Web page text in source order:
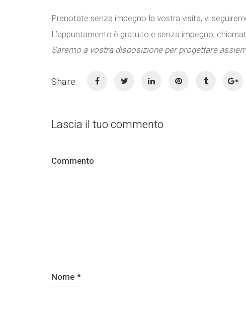
Prenotate senza impegno la vostra visita, vi
L’appuntamento è gratuito e senza impegno,
Saremo a vostra disposizione per progettare
Share:
Lascia il tuo commento
Commento
Nome *